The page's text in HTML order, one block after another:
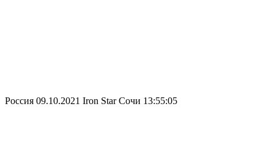
Россия 09.10.2021 Iron Star Сочи 13:55:05